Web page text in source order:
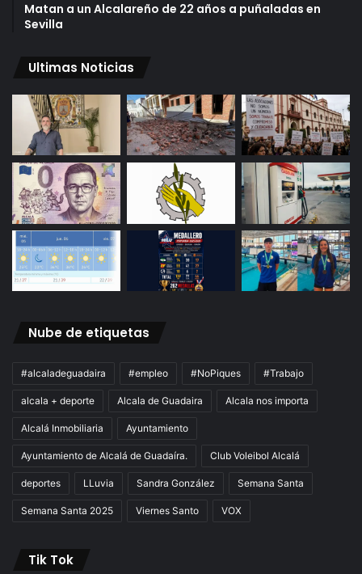
Matan a un Alcalareño de 22 años a puñaladas en
Sevilla
Ultimas Noticias
Nube de etiquetas
#alcaladeguadaira #empleo #NoPiques #Trabajo
alcala + deporte Alcala de Guadaira Alcala nos importa
Alcalá Inmobiliaria Ayuntamiento
Ayuntamiento de Alcalá de Guadaíra. Club Voleibol Alcalá
deportes LLuvia Sandra González Semana Santa
Semana Santa 2025 Viernes Santo VOX
Tik Tok